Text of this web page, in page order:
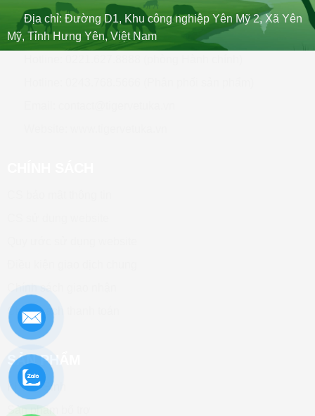
Địa chỉ: Đường D1, Khu công nghiệp Yên Mỹ 2, Xã Yên
Mỹ, Tỉnh Hưng Yên, Việt Nam
Chính sách thanh toán
SẢN PHẨM
Kháng Sinh